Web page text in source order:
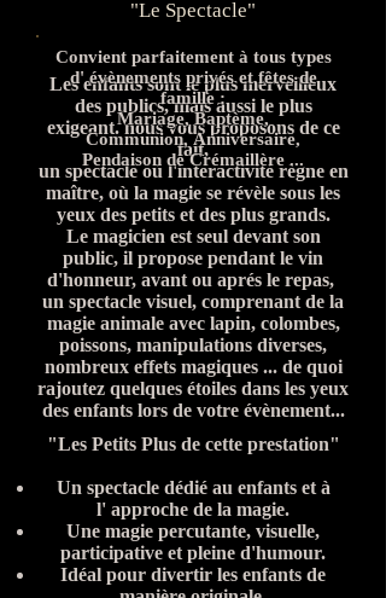
"Le Spectacle"
Les enfants sont le plus merveilleux
des publics, mais aussi le plus
exigeant. nous vous proposons de ce
fait,
un spectacle où l'interactivité règne en
maître, où la magie se révèle sous les
yeux des petits et des plus grands.
Le magicien est seul devant son
public, il propose pendant le vin
d'honneur, avant ou aprés le repas,
un spectacle visuel, comprenant de la
magie animale avec lapin, colombes,
poissons, manipulations diverses,
nombreux effets magiques ... de quoi
rajoutez quelques étoiles dans les yeux
des enfants lors de votre évènement...
"Les Petits Plus de cette prestation"
Un spectacle dédié au enfants et à
l' approche de la magie.
Une magie percutante, visuelle,
participative et pleine d'humour.
Idéal pour divertir les enfants de
Convient parfaitement à tous types
d' évènements privés et fêtes de
famille :
Mariage, Baptème,
Communion, Anniversaire,
Pendaison de Crémaillère ...